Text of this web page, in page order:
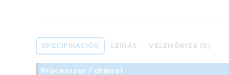
SPECIFIKÁCIÓK LEÍRÁS VÉLEMÉNYEK (0)
Processzor / chipset